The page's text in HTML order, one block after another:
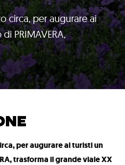
circa, per augurare ai
PRIMAVERA,
per augurare ai turisti un
trasforma il grande viale XX